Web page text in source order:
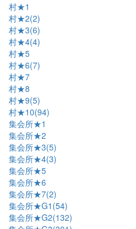
村★1
村★2(2)
村★3(6)
村★4(4)
村★5
村★6(7)
村★7
村★8
村★9(5)
村★10(94)
集会所★1
集会所★2
集会所★3(5)
集会所★4(3)
集会所★5
集会所★6
集会所★7(2)
集会所★G1(54)
集会所★G2(132)